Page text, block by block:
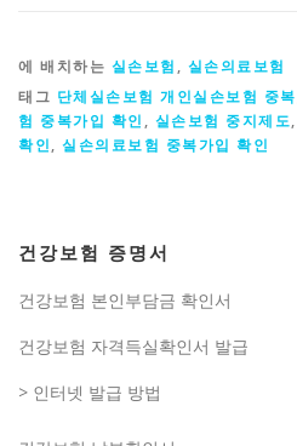
에 배치하는 실손보험 , 실손의료보험
태그 단체실손보험 개인실손보험 중복
험 중복가입 확인 , 실손보험 중지제도,
확인, 실손의료보험 중복가입 확인
건강보험 증명서
건강보험 본인부담금 확인서
건강보험 자격득실확인서 발급
> 인터넷 발급 방법